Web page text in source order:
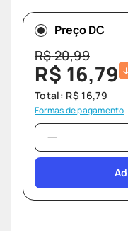
º protetor solar
Preço DC
R$20,99
R$ 16,79
Total: R$ 16,79
Formas de pagamento